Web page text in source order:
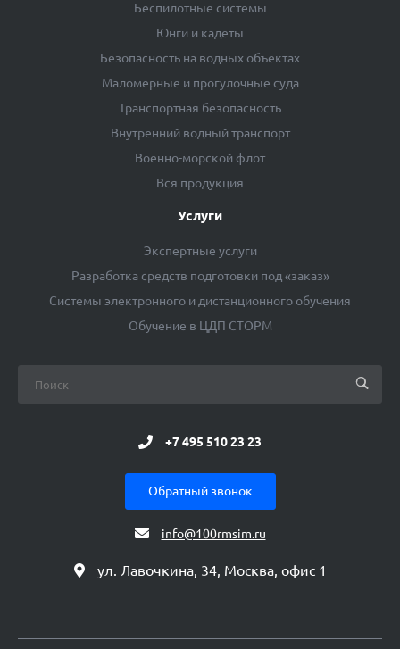
Беспилотные системы
Юнги и кадеты
Безопасность на водных объектах
Маломерные и прогулочные суда
Транспортная безопасность
Внутренний водный транспорт
Военно-морской флот
Вся продукция
Услуги
Экспертные услуги
Разработка средств подготовки под «заказ»
Системы электронного и дистанционного обучения
Обучение в ЦДП СТОРМ
+7 495 510 23 23
Обратный звонок
info@100rmsim.ru
ул. Лавочкина, 34, Москва, офис 1